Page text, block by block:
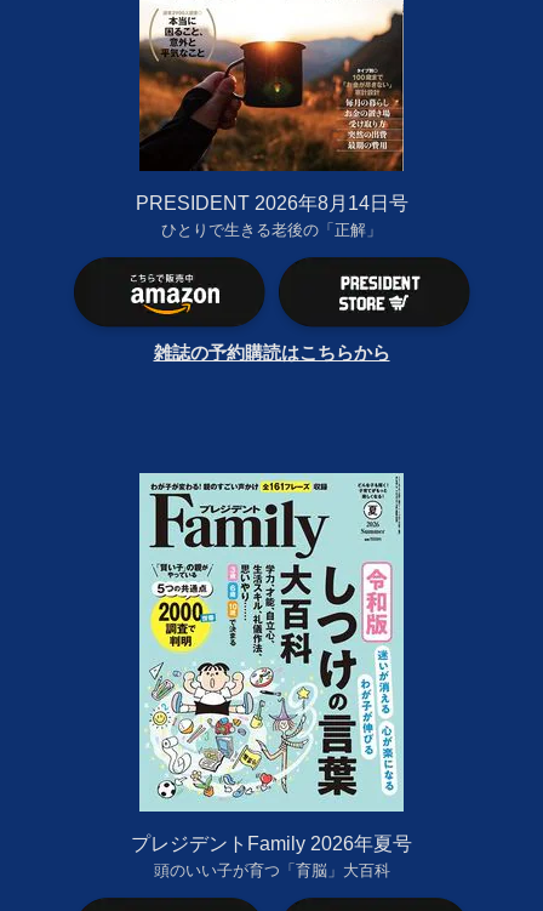
PRESIDENT 2026年8月14日号
ひとりで生きる老後の「正解」
雑誌の予約購読はこちらから
プレジデントFamily 2026年夏号
頭のいい子が育つ「育脳」大百科